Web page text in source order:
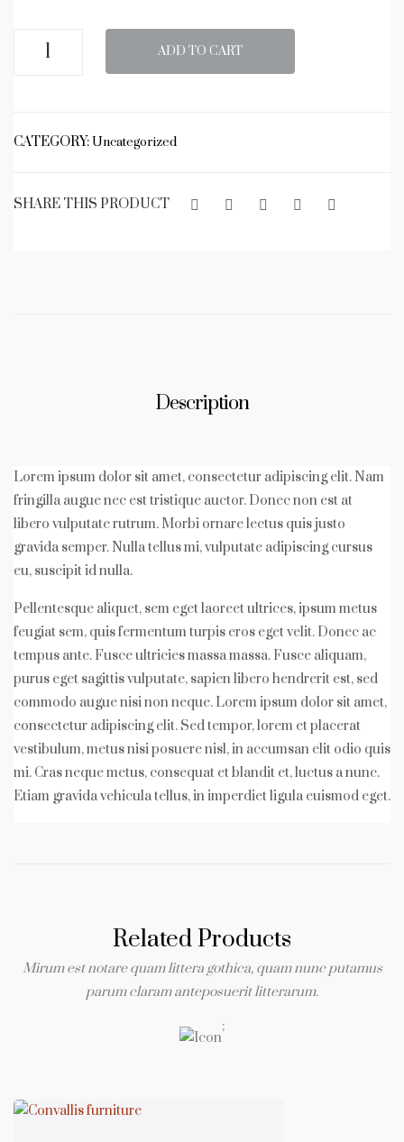
Sapien
ADD TO CART
CATEGORY: Uncategorized
SHARE THIS PRODUCT
Description
Lorem ipsum dolor sit amet, consectetur adipiscing elit. Nam
fringilla augue nec est tristique auctor. Donec non est at
libero vulputate rutrum. Morbi ornare lectus quis justo
gravida semper. Nulla tellus mi, vulputate adipiscing cursus
eu, suscipit id nulla.
Pellentesque aliquet, sem eget laoreet ultrices, ipsum metus
feugiat sem, quis fermentum turpis eros eget velit. Donec ac
tempus ante. Fusce ultricies massa massa. Fusce aliquam,
purus eget sagittis vulputate, sapien libero hendrerit est, sed
commodo augue nisi non neque. Lorem ipsum dolor sit amet,
consectetur adipiscing elit. Sed tempor, lorem et placerat
vestibulum, metus nisi posuere nisl, in accumsan elit odio quis
mi. Cras neque metus, consequat et blandit et, luctus a nunc.
Etiam gravida vehicula tellus, in imperdiet ligula euismod eget.
Related Products
Mirum est notare quam littera gothica, quam nunc putamus
parum claram anteposuerit litterarum.
;